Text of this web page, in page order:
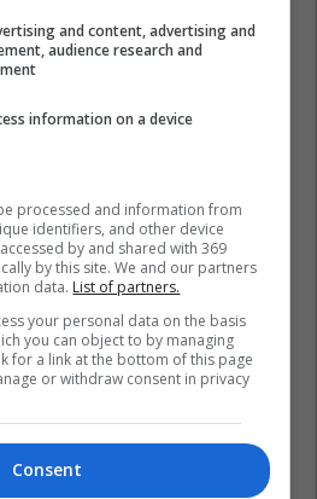
and content, advertising and
audience research and
information on a device
processed and information from
identifiers, and other device
by and shared with 369
by this site. We and our partners
data. List of partners.
your personal data on the basis
you can object to by managing
for a link at the bottom of this page
or withdraw consent in privacy
Consent